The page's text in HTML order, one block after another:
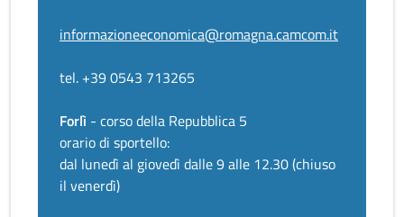
informazioneeconomica@romagna.camcom.it
tel. +39 0543 713265
Forlì - corso della Repubblica 5
orario di sportello:
dal lunedì al giovedì dalle 9 alle 12.30 (chiuso
il venerdì)